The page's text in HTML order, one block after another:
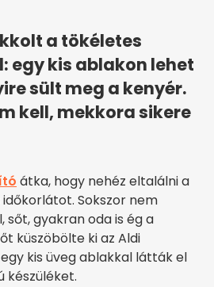
a tökéletes
egy kis ablakon lehet
sült meg a kenyér.
kell, mekkora sikere
átka, hogy nehéz eltalálni a
Sokszor nem
sőt, gyakran oda is ég a
küszöbölte ki az Aldi
kis üveg ablakkal látták el
készüléket.